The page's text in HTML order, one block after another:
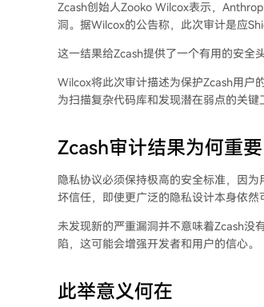
Zcash创始人Zooko Wilcox表示，
洞。据Wilcox的公告称，此次审计是应
这一结果给Zcash提供了一个有用的安全
Wilcox将此次审计描述为保护Zcash用户
为扫描复杂代码库和发现潜在弱点的关键
Zcash审计结果为何重要
隐私协议必须保持极高的安全标准，因
坏信任，即使更广泛的隐私设计本身依然
未发现新的严重漏洞并不意味着Zcash没
陷，这可能会增强开发者和用户的信心。
此举意义何在